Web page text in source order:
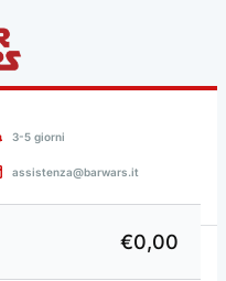
3-5 giorni
assistenza@barwars.it
€0,00